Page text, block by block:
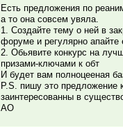
Есть предложения по
а то она совсем увяла.
1. Создайте тему о ней в
форуме и регулярно апайте
2. Обьявите конкурс на
призами-ключами к обт
И будет вам полноцееная
P.S. пишу это предложение
заинтересованны в
АО